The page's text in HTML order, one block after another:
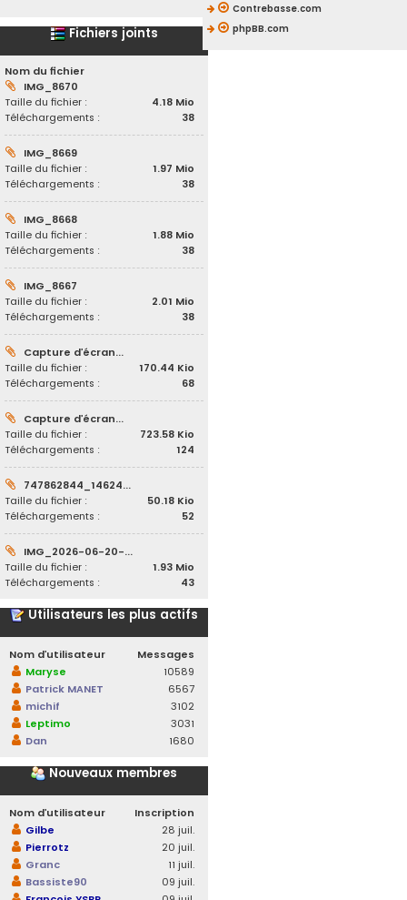
Fichiers joints
Nom du fichier
IMG_8670
Taille du fichier :
4.18 Mio
Téléchargements :
38
IMG_8669
Taille du fichier :
1.97 Mio
Téléchargements :
38
IMG_8668
Taille du fichier :
1.88 Mio
Téléchargements :
38
IMG_8667
Taille du fichier :
2.01 Mio
Téléchargements :
38
Capture d’écran...
Taille du fichier :
170.44 Kio
Téléchargements :
68
Capture d’écran...
Taille du fichier :
723.58 Kio
Téléchargements :
124
747862844_14624...
Taille du fichier :
50.18 Kio
Téléchargements :
52
IMG_2026-06-20-...
Taille du fichier :
1.93 Mio
Téléchargements :
43
Utilisateurs les plus actifs
Nom d’utilisateur
Messages
Maryse
10589
Patrick MANET
6567
michif
3102
Leptimo
3031
Dan
1680
Nouveaux membres
Nom d’utilisateur
Inscription
Gilbe
28 juil.
Pierrotz
20 juil.
Granc
11 juil.
Bassiste90
09 juil.
Contrebasse.com
phpBB.com